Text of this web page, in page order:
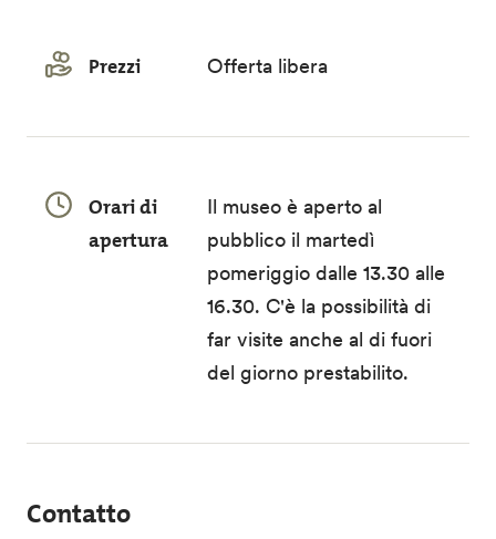
Prezzi Offerta libera
Orari di
apertura
Il museo è aperto al
pubblico il martedì
pomeriggio dalle 13.30 alle
16.30. C'è la possibilità di
far visite anche al di fuori
del giorno prestabilito.
Contatto